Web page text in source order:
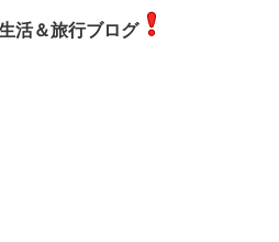
活＆旅行ブログ